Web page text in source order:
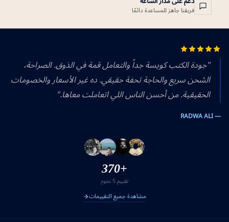
فريقنا جاهز للمساعدة دائمًا
"جودة الكتب كويسة جداً والتعامل قمة في الذوق. الصراحة،
الشحن سريع والحاجة تحفة حقيقي. ده غير الأسعار والخصومات
الحقيقية. من أحسن الناس اللي اتعاملت معاها."
— RADWA ALI
+370
تقييم 5 نجوم
مشاهدة جميع التقييمات